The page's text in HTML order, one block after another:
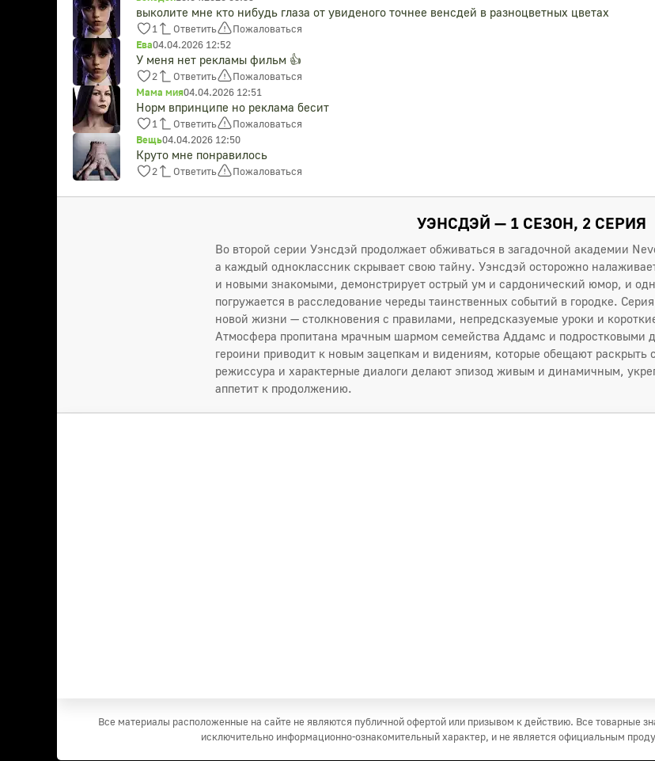
выколите мне кто нибудь глаза от увиденого точнее венсдей в разноцветных цветах
1 Ответить
Пожаловаться
Ева04.04.2026 12:52
У меня нет рекламы фильм 👍
2 Ответить
Пожаловаться
Мама мия04.04.2026 12:51
Норм впринципе но реклама бесит
1 Ответить
Пожаловаться
Вещь04.04.2026 12:50
Круто мне понравилось
2 Ответить Пожаловаться
УЭНСДЭЙ — 1 СЕЗОН, 2 СЕРИЯ
Во второй серии Уэнсдэй продолжает обживаться в загадочной академии
а каждый одноклассник скрывает свою тайну. Уэнсдэй осторожно
и новыми знакомыми, демонстрирует острый ум и сардонический юмор, и
погружается в расследование череды таинственных событий в городке.
новой жизни — столкновения с правилами, непредсказуемые уроки и
Атмосфера пропитана мрачным шармом семейства Аддамс и подростковыми
героини приводит к новым зацепкам и видениям, которые обещают раскрыть
режиссура и характерные диалоги делают эпизод живым и динамичным,
аппетит к продолжению.
Все материалы расположенные на сайте не являются публичной офертой или призывом к действию. Все товарные
исключительно информационно-ознакомительный характер, и не является официальным